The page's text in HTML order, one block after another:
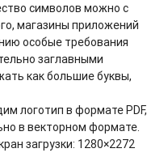
символов можно с
магазины приложений
особые требования
заглавными
как большие буквы,
логотип в формате PDF,
в векторном формате.
загрузки: 1280×2272